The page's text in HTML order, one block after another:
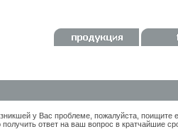
у Вас проблеме, пожалуйста, поищите
ответ на ваш вопрос в кратчайшие